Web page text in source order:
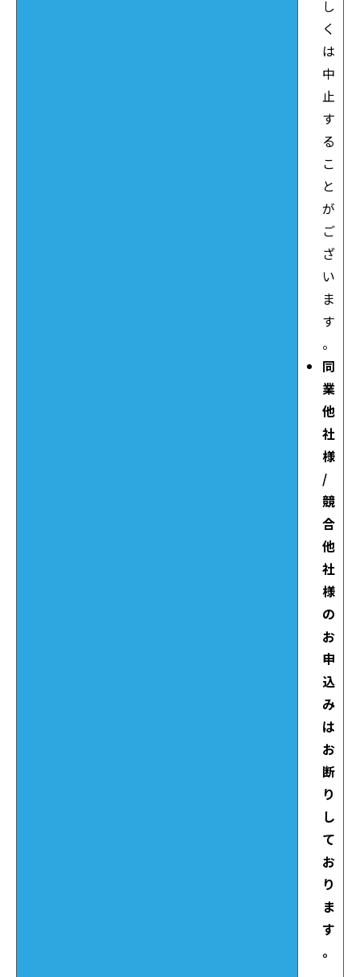
し
く
は
中
止
す
る
こ
と
が
ご
ざ
い
ま
す
。
同
業
他
社
様
/
競
合
他
社
様
の
お
申
込
み
は
お
断
り
し
て
お
り
ま
す
。